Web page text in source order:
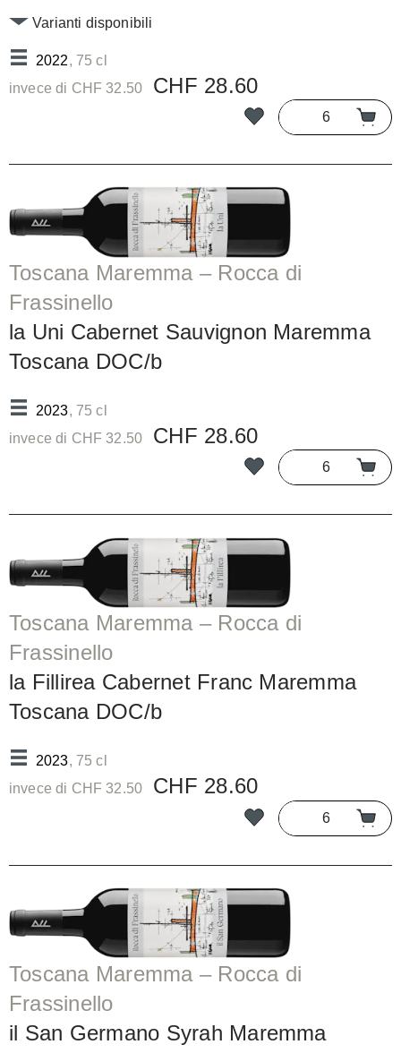
2022, 75 cl
Varianti disponibili
invece di CHF 32.50 CHF 28.60
Toscana Maremma – Rocca di
Frassinello
la Uni Cabernet Sauvignon Maremma
Toscana DOC/b
2023, 75 cl
invece di CHF 32.50
CHF 28.60
Toscana Maremma – Rocca di
Frassinello
la Fillirea Cabernet Franc Maremma
Toscana DOC/b
2023, 75 cl
invece di CHF 32.50
CHF 28.60
Toscana Maremma – Rocca di
Frassinello
il San Germano Syrah Maremma